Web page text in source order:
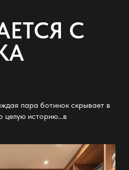
С
пара ботинок скрывает в
целую историю…в